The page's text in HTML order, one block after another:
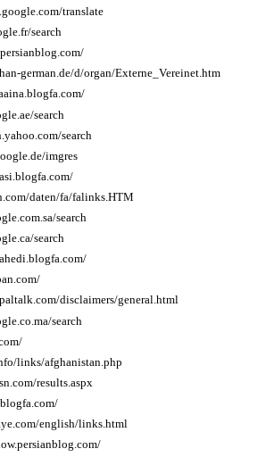
translate
search
german.de/d/organ/Externe_Vereinet.htm
search
search
imgres
daten/fa/falinks.HTM
search
search
disclaimers/general.html
search
links/afghanistan.php
results.aspx
english/links.html